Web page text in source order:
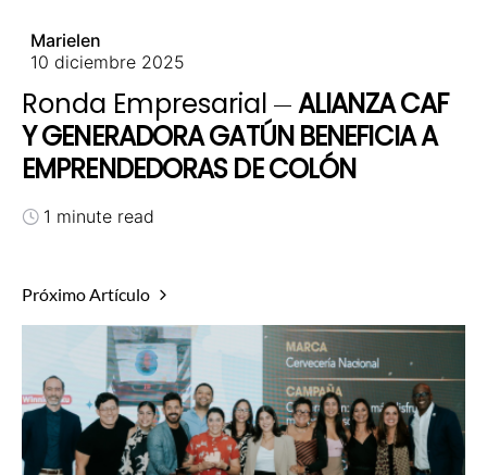
Marielen
10 diciembre 2025
Ronda Empresarial
ALIANZA CAF
Y GENERADORA GATÚN BENEFICIA A
EMPRENDEDORAS DE COLÓN
1 minute read
Próximo Artículo